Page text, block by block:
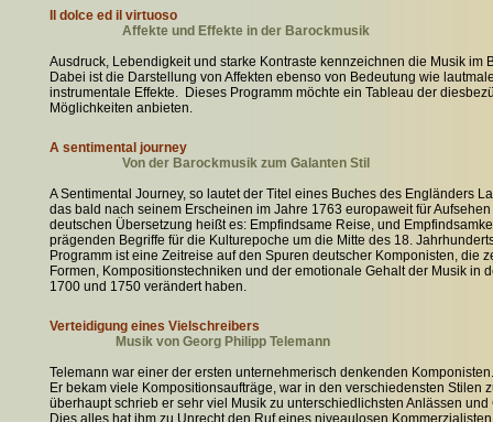
Il dolce ed il virtuoso
Affekte und Effekte in der Barockmusik
Ausdruck, Lebendigkeit und starke Kontraste kennzeichnen die Musik im
Dabei ist die Darstellung von Affekten ebenso von Bedeutung wie
instrumentale Effekte. Dieses Programm möchte ein Tableau der
Möglichkeiten anbieten.
A sentimental journey
Von der Barockmusik zum Galanten Stil
A Sentimental Journey, so lautet der Titel eines Buches des Engländers
das bald nach seinem Erscheinen im Jahre 1763 europaweit für
deutschen Übersetzung heißt es: Empfindsame Reise, und
prägenden Begriffe für die Kulturepoche um die Mitte des 18.
Programm ist eine Zeitreise auf den Spuren deutscher Komponisten, die
Formen, Kompositionstechniken und der emotionale Gehalt der Musik in
1700 und 1750 verändert haben.
Verteidigung eines Vielschreibers
Musik von Georg Philipp Telemann
Telemann war einer der ersten unternehmerisch denkenden Komponisten.
Er bekam viele Kompositionsaufträge, war in den verschiedensten Stilen
überhaupt schrieb er sehr viel Musik zu unterschiedlichsten Anlässen
Dies alles hat ihm zu Unrecht den Ruf eines niveaulosen